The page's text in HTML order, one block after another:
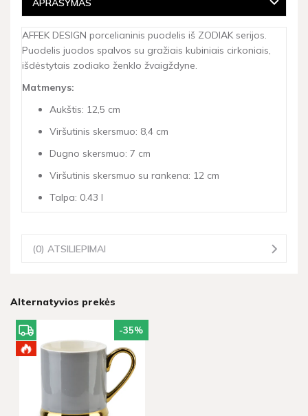
APRAŠYMAS
AFFEK DESIGN porcelianinis puodelis iš ZODIAK serijos.
Puodelis juodos spalvos su gražiais kubiniais cirkoniais,
išdėstytais zodiako ženklo žvaigždyne.
Matmenys:
Aukštis: 12,5 cm
Viršutinis skersmuo: 8,4 cm
Dugno skersmuo: 7 cm
Viršutinis skersmuo su rankena: 12 cm
Talpa: 0.43 l
(0) ATSILIEPIMAI
Alternatyvios prekės
-35%